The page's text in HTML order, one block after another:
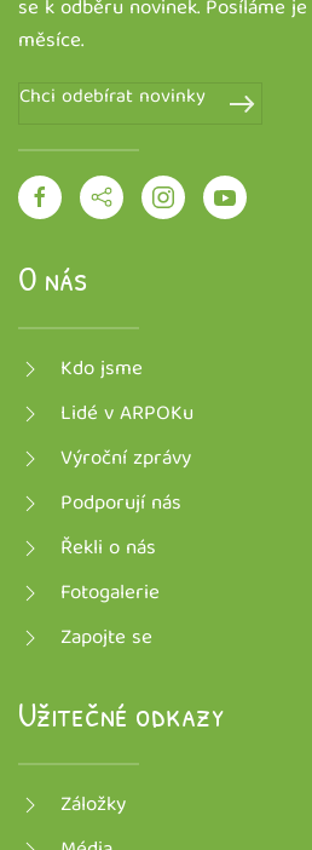
se k odběru novinek. Posíláme je
měsíce.
Chci odebírat novinky
O nás
Kdo jsme
Lidé v ARPOKu
Výroční zprávy
Podporují nás
Řekli o nás
Fotogalerie
Zapojte se
Užitečné odkazy
Záložky